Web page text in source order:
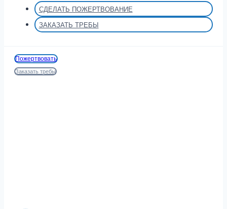
СДЕЛАТЬ ПОЖЕРТВОВАНИЕ
ЗАКАЗАТЬ ТРЕБЫ
Пожертвовать
Заказать требы